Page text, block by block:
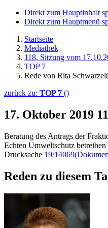
Direkt zum Hauptinhalt
Direkt zum Hauptmenü
Startseite
Mediathek
118. Sitzung vom
TOP 7
Rede von Rita
zurück zu: TOP 7 ()
17. Oktober 2019
Beratung des Antrags der
Echten Umweltschutz
Drucksache 19/14069
Reden zu diesem